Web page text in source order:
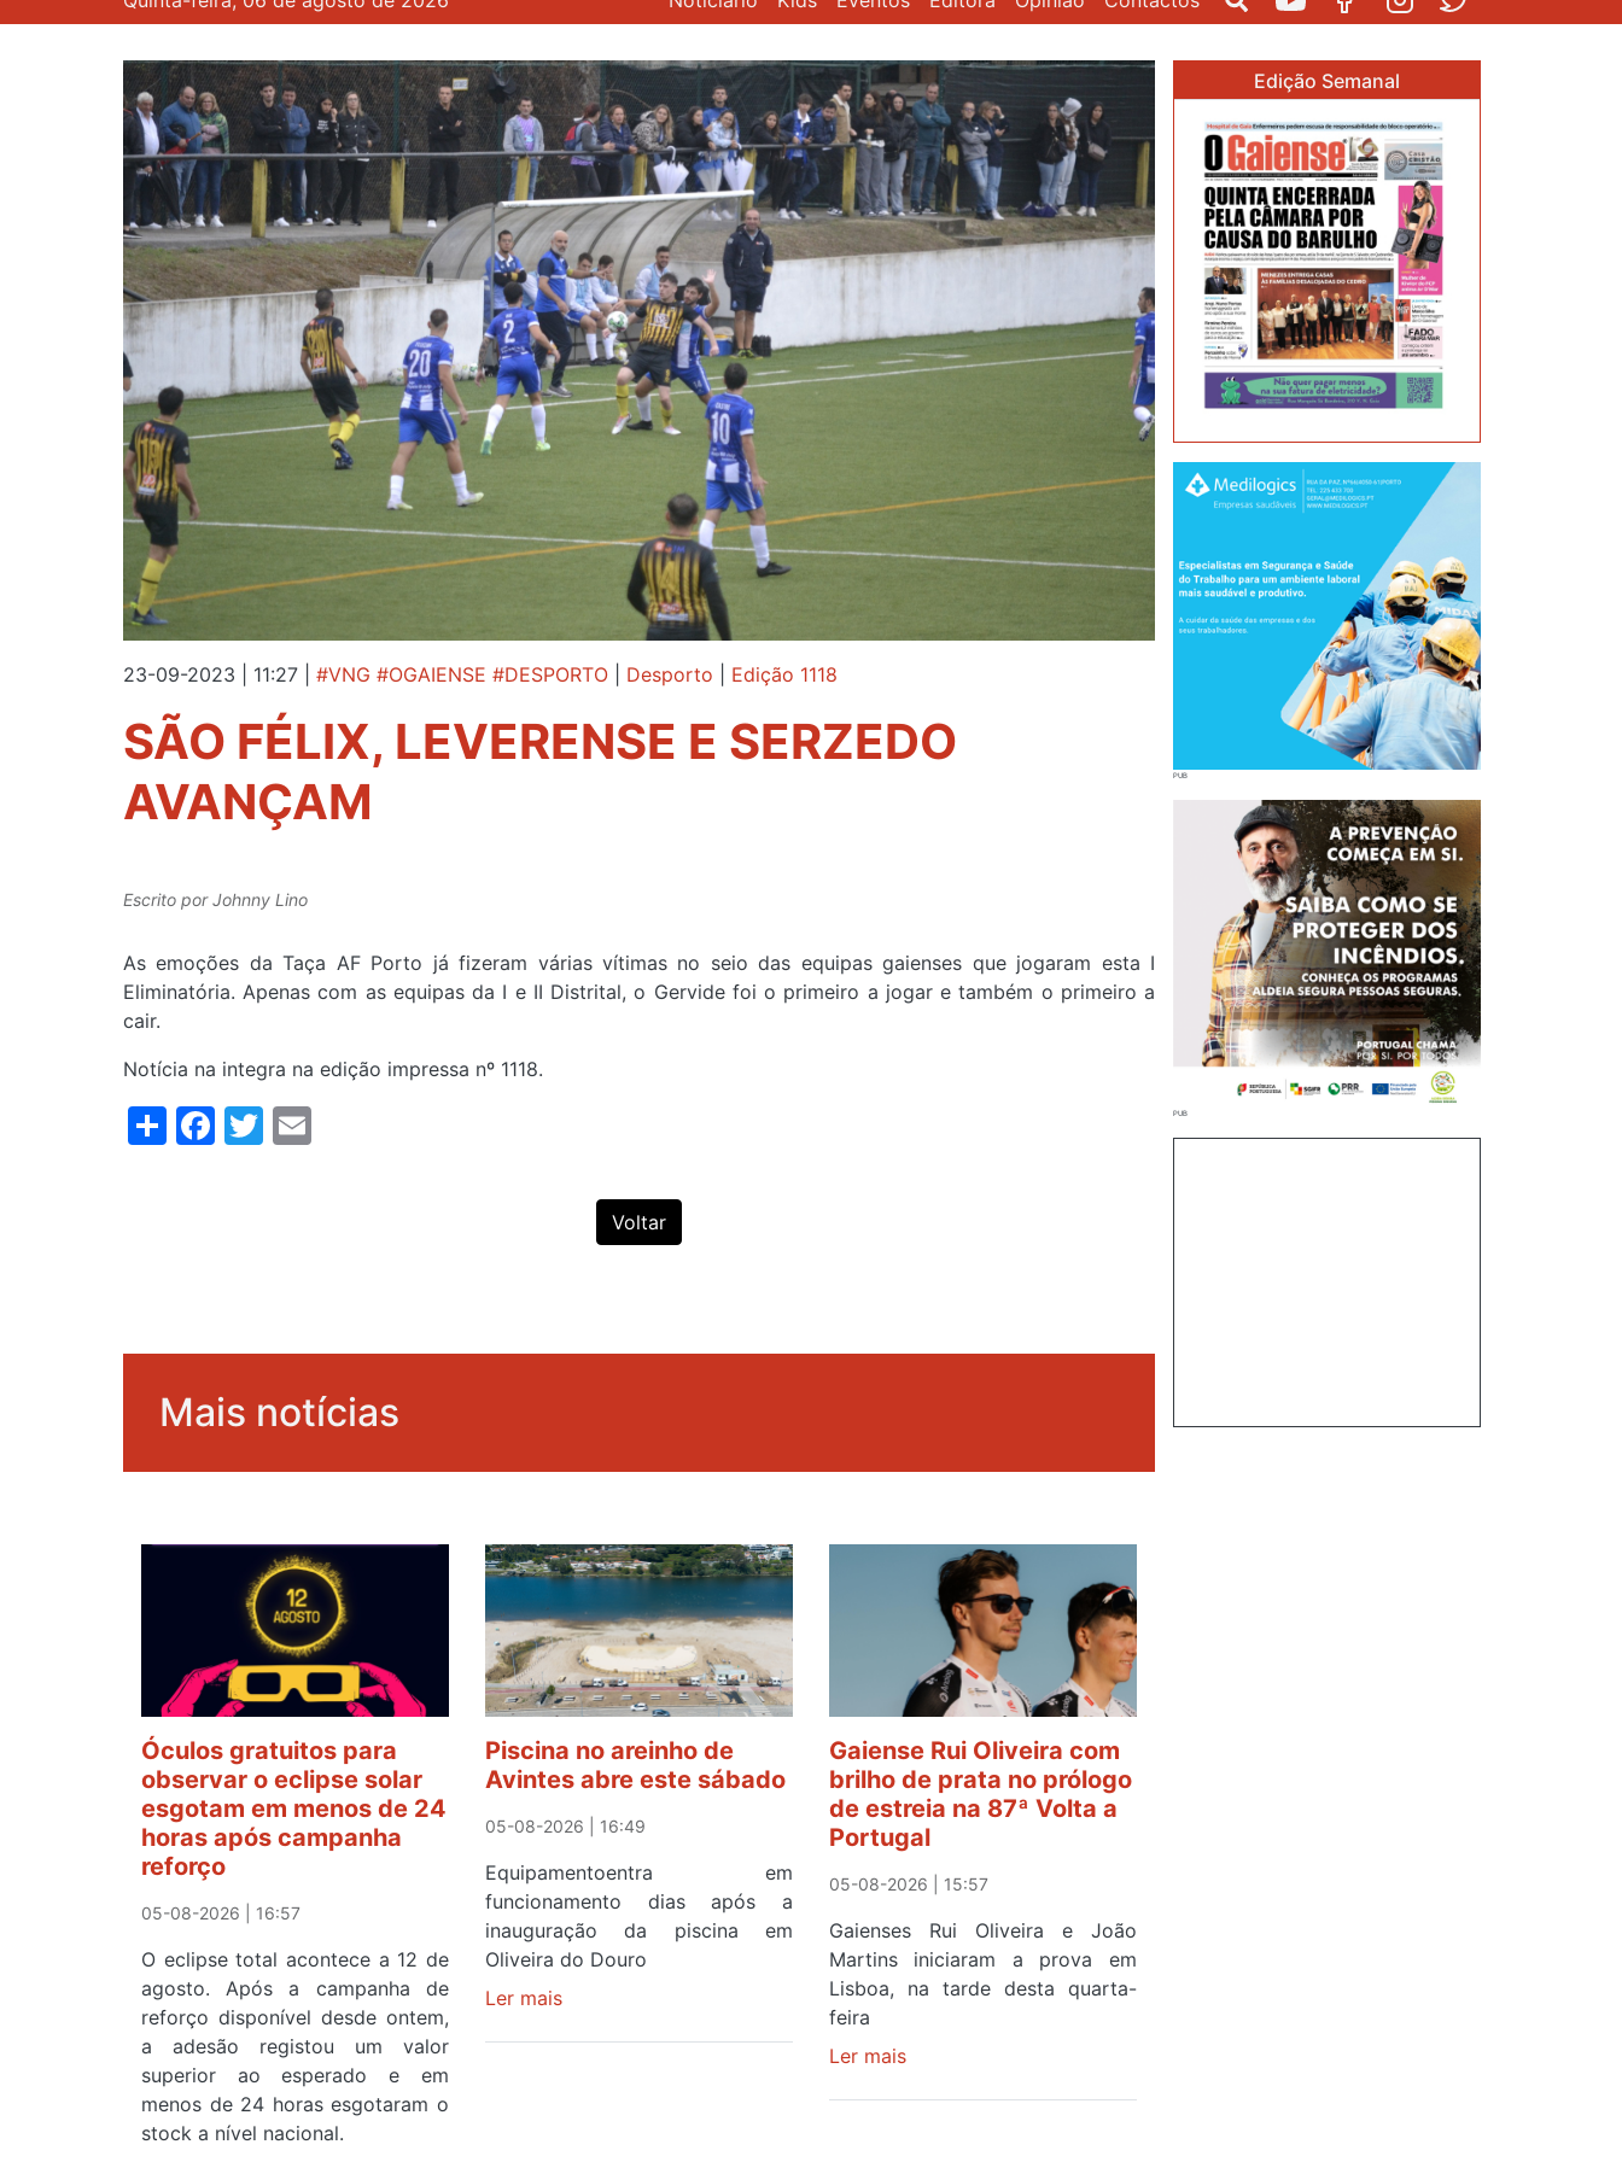
23-09-2023 | 11:27 #VNG #OGAIENSE #DESPORTO Desporto Edição 1118
SÃO FÉLIX, LEVERENSE E SERZEDO
AVANÇAM
Escrito porJohnny Lino
As emoções da Taça AF Porto já fizeram várias vítimas no seio das equipas gaienses que jogaram esta I
Eliminatória. Apenas com as equipas da I e II Distrital, o Gervide foi o primeiro a jogar e também o primeiro a
cair.
Notícia na integra na edição impressa nº 1118.
ShareFacebook
Twitter
Voltar
Mais notícias
Óculos gratuitos para
observar o eclipse solar
esgotam em menos de 24
horas após campanha
reforço
05-08-2026 | 16:57
O eclipse total acontece a 12 de
agosto. Após a campanha de
reforço disponível desde ontem,
a adesão registou um valor
superior ao esperado e em
menos de 24 horas esgotaram o
stock a nível nacional.
Piscina no areinho de
Avintes abre este sábado
05-08-2026 | 16:49
Equipamentoentra em
funcionamento dias após a
inauguração da piscina em
Oliveira do Douro
Ler maissobre
Gaiense Rui Oliveira com
brilho de prata no prólogo
de estreia na 87ª Volta a
Portugal
05-08-2026 | 15:57
Gaienses Rui Oliveira e João
Martins iniciaram a prova em
Lisboa, na tarde desta quarta-
feira
Ler maissobre
Edição Semanal